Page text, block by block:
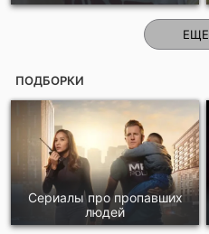
ЕЩЕ
ПОДБОРКИ
Сериалы про пропавших
людей